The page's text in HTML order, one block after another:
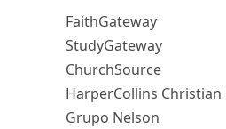
FaithGateway
StudyGateway
ChurchSource
HarperCollins
Grupo Nelson